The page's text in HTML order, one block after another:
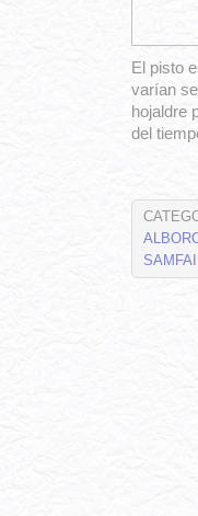
El pisto
varían
hojaldre
del